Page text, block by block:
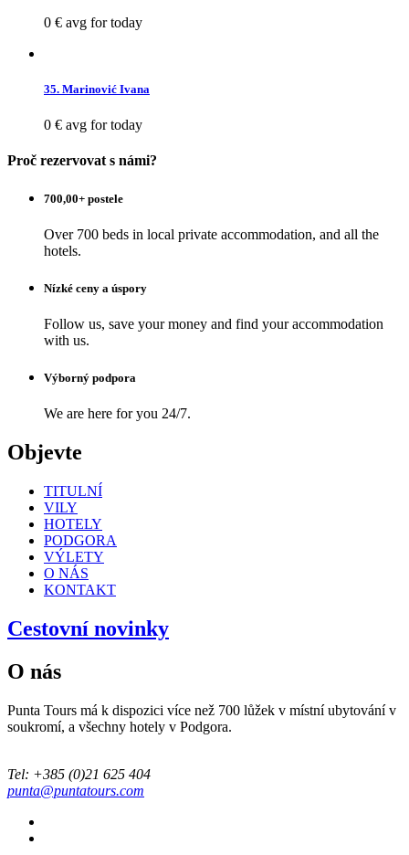
0 € avg for today
35. Marinović Ivana
0 € avg for today
Proč rezervovat s námi?
700,00+ postele
Over 700 beds in local private accommodation, and all the
hotels.
Nízké ceny a úspory
Follow us, save your money and find your accommodation
with us.
Výborný podpora
We are here for you 24/7.
Objevte
TITULNÍ
VILY
HOTELY
PODGORA
VÝLETY
O NÁS
KONTAKT
Cestovní novinky
O nás
Punta Tours má k dispozici více než 700 lůžek v místní ubytování v
soukromí, a všechny hotely v Podgora.
Tel: +385 (0)21 625 404
punta@puntatours.com